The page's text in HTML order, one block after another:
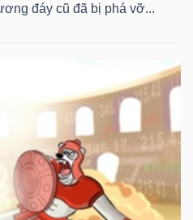
đáy cũ đã bị phá vỡ...